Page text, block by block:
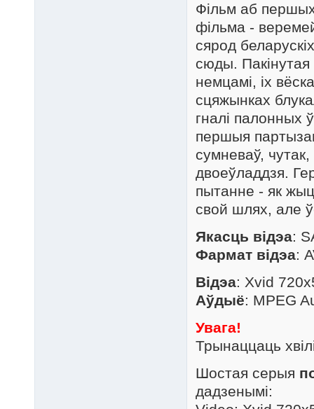
Фільм аб
фільма -
сярод
сюды.
немцамі, іх
сцяжынках
гналі палонных
першыя
сумневаў,
двоеўладдзя.
пытанне - як
свой шлях, але
Якасць відэа:
Фармат відэа:
Відэа: Xvid
Аўдыё: MPEG
Увага!
Трынаццаць
Шостая серыя
дадзенымі: